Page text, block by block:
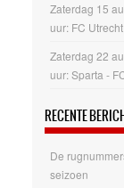
Zaterdag 15
uur: FC
Zaterdag 22
uur: Sparta -
RECENTE
De
seizoen